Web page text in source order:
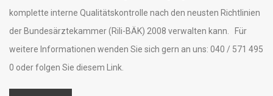
komplette interne Qualitätskontrolle nach den neusten Richtlinien
der Bundesärztekammer (Rili-BÄK) 2008 verwalten kann. Für
weitere Informationen wenden Sie sich gern an uns: 040 / 571 495
0 oder folgen Sie diesem Link.